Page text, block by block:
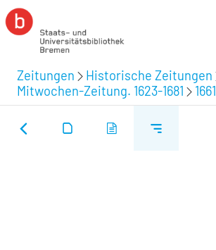
Zeitungen Historische Zeitungen
Mitwochen-Zeitung. 1623-1681
1661